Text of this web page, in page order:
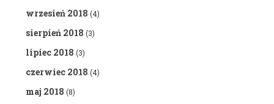
wrzesień 2018 (4)
sierpień 2018 (3)
lipiec 2018 (3)
czerwiec 2018 (4)
maj 2018 (8)